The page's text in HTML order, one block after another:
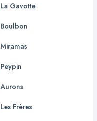
La Gavotte
Boulbon
Miramas
Peypin
Aurons
Les Frères